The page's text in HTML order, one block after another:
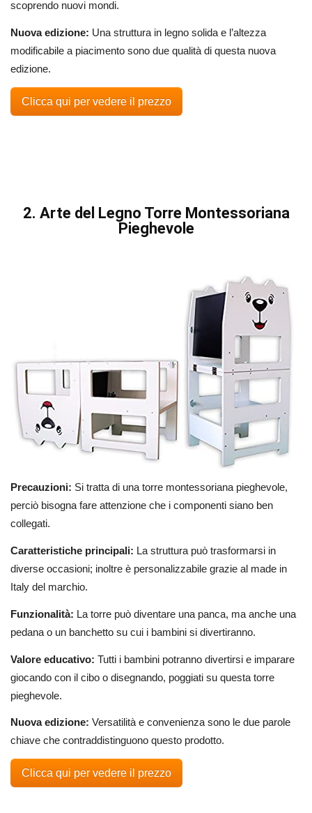
scoprendo nuovi mondi.
Nuova edizione: Una struttura in legno solida e l’altezza
modificabile a piacimento sono due qualità di questa nuova
edizione.
Clicca qui per vedere il prezzo
2. Arte del Legno Torre Montessoriana
Pieghevole
Precauzioni: Si tratta di una torre montessoriana pieghevole,
perciò bisogna fare attenzione che i componenti siano ben
collegati.
Caratteristiche principali: La struttura può trasformarsi in
diverse occasioni; inoltre è personalizzabile grazie al made in
Italy del marchio.
Funzionalità: La torre può diventare una panca, ma anche una
pedana o un banchetto su cui i bambini si divertiranno.
Valore educativo: Tutti i bambini potranno divertirsi e imparare
giocando con il cibo o disegnando, poggiati su questa torre
pieghevole.
Nuova edizione: Versatilità e convenienza sono le due parole
chiave che contraddistinguono questo prodotto.
Clicca qui per vedere il prezzo